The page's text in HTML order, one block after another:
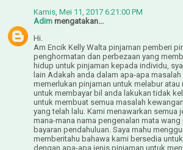
Kamis, Mei 11, 2017 6:21:00 PM
Adim mengatakan...
Hi.
Am Encik Kelly Walta pinjaman pemberi
penghormatan dan perbezaan yang
hidup untuk pinjaman kepada individu,
lain Adakah anda dalam apa-apa
memerlukan pinjaman untuk melabur atau
untuk membayar bil anda lakukan tidak
untuk membuat semua masalah
yang telah lalu. Kami menawarkan semua
mana-mana nama pengenalan mata
bayaran pendahuluan. Saya mahu
memberitahu bahawa kami bersedia
dengan apa-apa jenis pinjaman untuk